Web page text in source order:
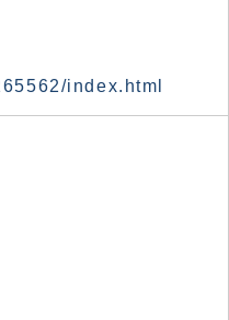
index.html